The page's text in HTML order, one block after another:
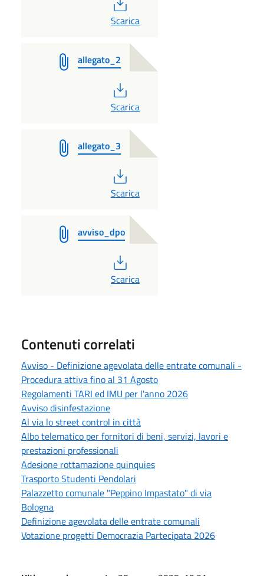
PDF
Scarica
allegato_2
PDF
Scarica
allegato_3
PDF
Scarica
avviso_dpo
PDF
Scarica
Contenuti correlati
Avviso - Definizione agevolata delle entrate comunali -
Procedura attiva fino al 31 Agosto
Regolamenti TARI ed IMU per l'anno 2026
Avviso disinfestazione
Al via lo street control in città
Albo telematico per fornitori di beni, servizi, lavori e
prestazioni professionali
Adesione rottamazione quinquies
Trasporto Studenti Pendolari
Palazzetto comunale "Peppino Impastato" di via
Bologna
Definizione agevolata delle entrate comunali
Votazione progetti Democrazia Partecipata 2026